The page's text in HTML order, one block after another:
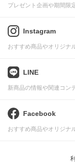
プレゼント企画や期間限
Instagram
おすすめ商品やオリジナ
LINE
新商品の情報や関連コン
Facebook
おすすめ商品やオリジナ